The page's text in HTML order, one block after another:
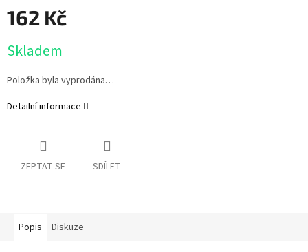
162 Kč
cena:
Skladem
Položka byla vyprodána…
Detailní informace
ZEPTAT SE SDÍLET
Popis Diskuze